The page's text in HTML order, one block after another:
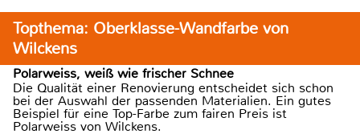
Topthema: Oberklasse-Wandfarbe von
Wilckens
Polarweiss, weiß wie frischer Schnee
Die Qualität einer Renovierung entscheidet sich schon
bei der Auswahl der passenden Materialien. Ein gutes
Beispiel für eine Top-Farbe zum fairen Preis ist
Polarweiss von Wilckens.